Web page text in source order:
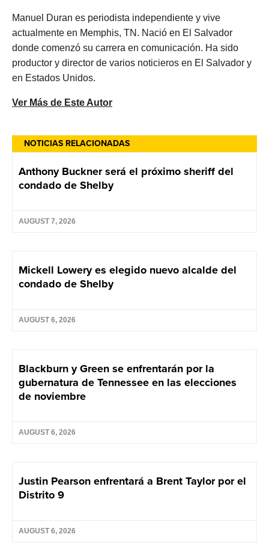
NOTICIAS RELACIONADAS
Anthony Buckner será el próximo sheriff del
condado de Shelby
AUGUST 7, 2026
Mickell Lowery es elegido nuevo alcalde del
condado de Shelby
AUGUST 6, 2026
Blackburn y Green se enfrentarán por la
gubernatura de Tennessee en las elecciones
de noviembre
AUGUST 6, 2026
Justin Pearson enfrentará a Brent Taylor por el
Distrito 9
AUGUST 6, 2026
Manuel Duran es periodista independiente y vive
actualmente en Memphis, TN. Nació en El Salvador
donde comenzó su carrera en comunicación. Ha sido
productor y director de varios noticieros en El Salvador y
en Estados Unidos.
Ver Más de Este Autor